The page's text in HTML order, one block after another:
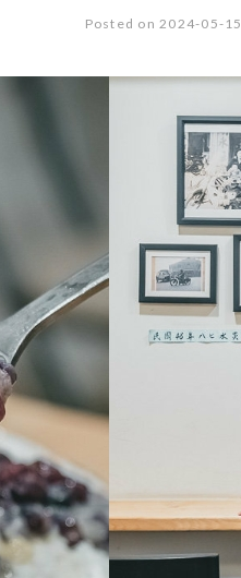
Posted on 2024-05-15